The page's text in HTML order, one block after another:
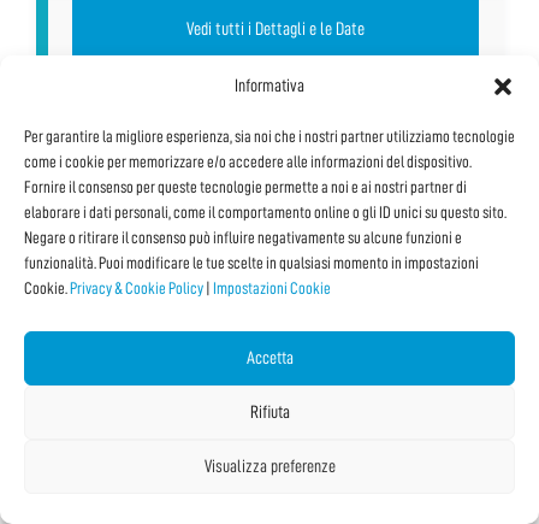
Informativa
Per garantire la migliore esperienza, sia noi che i nostri partner utilizziamo tecnologie
come i cookie per memorizzare e/o accedere alle informazioni del dispositivo.
Fornire il consenso per queste tecnologie permette a noi e ai nostri partner di
elaborare i dati personali, come il comportamento online o gli ID unici su questo sito.
Negare o ritirare il consenso può influire negativamente su alcune funzioni e
funzionalità. Puoi modificare le tue scelte in qualsiasi momento in impostazioni
Cookie. Privacy & Cookie Policy Impostazioni Cookie
Accetta
Rifiuta
Visualizza preferenze
Vedi tutti i Dettagli e le Date
Shakespeare Showdown